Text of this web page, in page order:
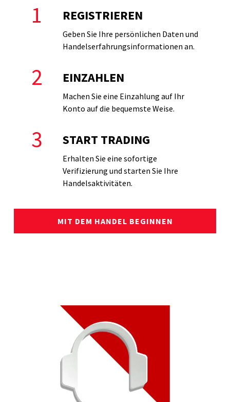
1 REGISTRIEREN
Geben Sie Ihre persönlichen Daten und
Handelserfahrungsinformationen an.
2 EINZAHLEN
Machen Sie eine Einzahlung auf Ihr
Konto auf die bequemste Weise.
3 START TRADING
Erhalten Sie eine sofortige
Verifizierung und starten Sie Ihre
Handelsaktivitäten.
MIT DEM HANDEL BEGINNEN